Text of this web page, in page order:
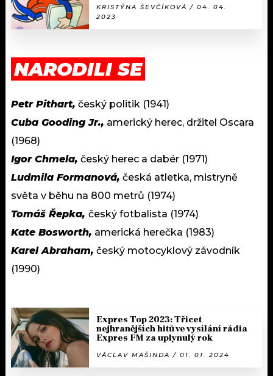
KRISTÝNA ŠEVČÍKOVÁ / 04. 04.
2023
NARODILI SE
Petr Pithart, český politik (1941)
Cuba Gooding Jr., americký herec, držitel Oscara
(1968)
Igor Chmela, český herec a dabér (1971)
Ludmila Formanová, česká atletka, mistryně
světa v běhu na 800 metrů (1974)
Tomáš Řepka, český fotbalista (1974)
Kate Bosworth, americká herečka (1983)
Karel Abraham, český motocyklový závodník
(1990)
Expres Top 2023: Třicet
nejhranějších hitů ve vysílání rádia
Expres FM za uplynulý rok
VÁCLAV MAŠINDA / 01. 01. 2024